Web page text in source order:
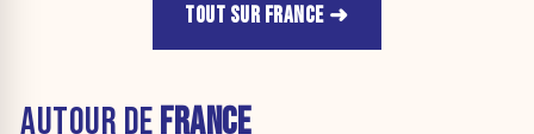
TOUT SUR FRANCE
AUTOUR DEFRANCE